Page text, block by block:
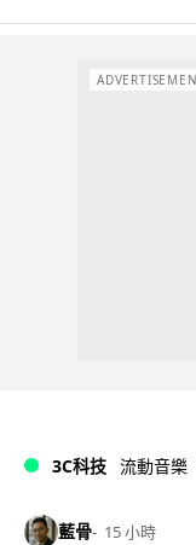
3C科技 流動音樂
藍骨 15 小時